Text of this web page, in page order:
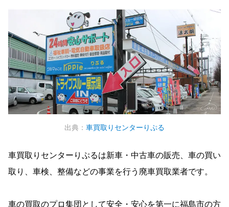
出典： 車買取りセンターりぷる
車買取りセンターりぷるは新車・中古車の販売、車の買い
取り、車検、整備などの事業を行う廃車買取業者です。
車の買取のプロ集団として安全・安心を第一に福島市の方